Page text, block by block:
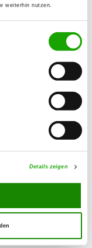
weiterhin nutzen.
Details zeigen
Details
Details